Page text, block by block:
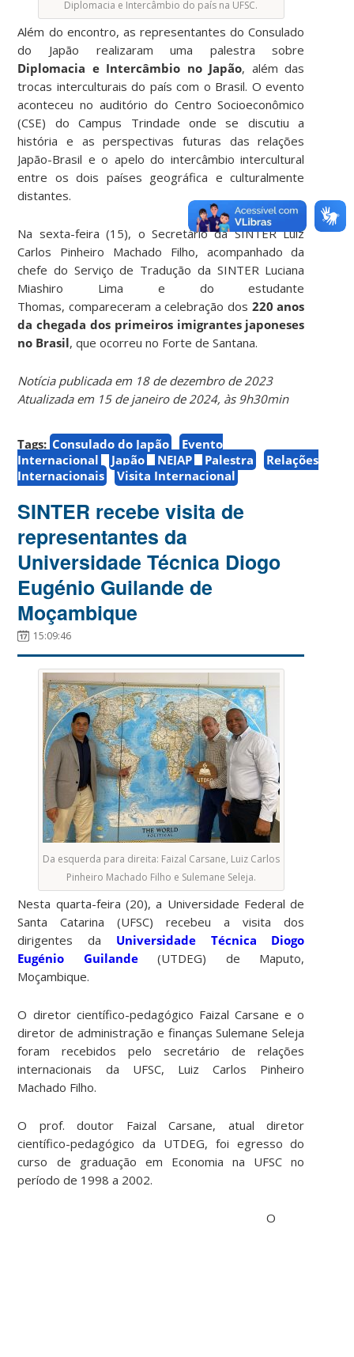
Diplomacia e Intercâmbio do país na UFSC.
Além do encontro, as representantes do Consulado
do Japão realizaram uma palestra sobre
Diplomacia e Intercâmbio no Japão, além das
trocas interculturais do país com o Brasil. O evento
aconteceu no auditório do Centro Socioeconômico
(CSE) do Campus Trindade onde se discutiu a
história e as perspectivas futuras das relações
Japão-Brasil e o apelo do intercâmbio intercultural
entre os dois países geográfica e culturalmente
distantes.
Na sexta-feira (15), o Secretário da SINTER Luiz
Carlos Pinheiro Machado Filho, acompanhado da
chefe do Serviço de Tradução da SINTER Luciana
Miashiro Lima e do estudante
Thomas, compareceram a celebração dos 220 anos
da chegada dos primeiros imigrantes japoneses
no Brasil, que ocorreu no Forte de Santana.
Notícia publicada em 18 de dezembro de 2023
Atualizada em 15 de janeiro de 2024, às 9h30min
Tags: Consulado do Japão
Evento
Internacional
Japão NEJAP Palestra
Relações
Internacionais
Visita Internacional
SINTER recebe visita de
representantes da
Universidade Técnica Diogo
Eugénio Guilande de
Moçambique
15:09:46
Da esquerda para direita: Faizal Carsane, Luiz Carlos
Pinheiro Machado Filho e Sulemane Seleja.
Nesta quarta-feira (20), a Universidade Federal de
Santa Catarina (UFSC) recebeu a visita dos
dirigentes da Universidade Técnica Diogo
Eugénio Guilande(UTDEG) de Maputo,
Moçambique.
O diretor científico-pedagógico Faizal Carsane e o
diretor de administração e finanças Sulemane Seleja
foram recebidos pelo secretário de relações
internacionais da UFSC, Luiz Carlos Pinheiro
Machado Filho.
O prof. doutor Faizal Carsane, atual diretor
científico-pedagógico da UTDEG, foi egresso do
curso de graduação em Economia na UFSC no
período de 1998 a 2002.
O